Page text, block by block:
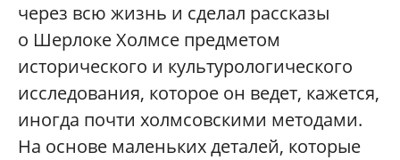
через всю жизнь и сделал рассказы
о Шерлоке Холмсе предметом
исторического и культурологического
исследования, которое он ведет, кажется,
иногда почти холмсовскими методами.
На основе маленьких деталей, которые